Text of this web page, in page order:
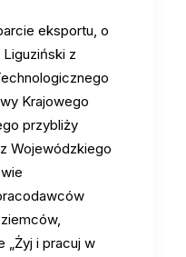
eksportu, o
z
Krajowego
przybliży
Wojewódzkiego
„Żyj i pracuj w